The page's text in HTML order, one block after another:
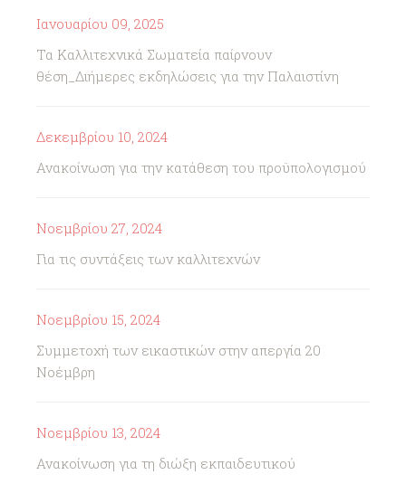
Ιανουαρίου 09, 2025
Τα Καλλιτεχνικά Σωματεία παίρνουν
θέση_Διήμερες εκδηλώσεις για την Παλαιστίνη
Δεκεμβρίου 10, 2024
Ανακοίνωση για την κατάθεση του προϋπολογισμού
Νοεμβρίου 27, 2024
Για τις συντάξεις των καλλιτεχνών
Νοεμβρίου 15, 2024
Συμμετοχή των εικαστικών στην απεργία 20
Νοέμβρη
Νοεμβρίου 13, 2024
Ανακοίνωση για τη διώξη εκπαιδευτικού